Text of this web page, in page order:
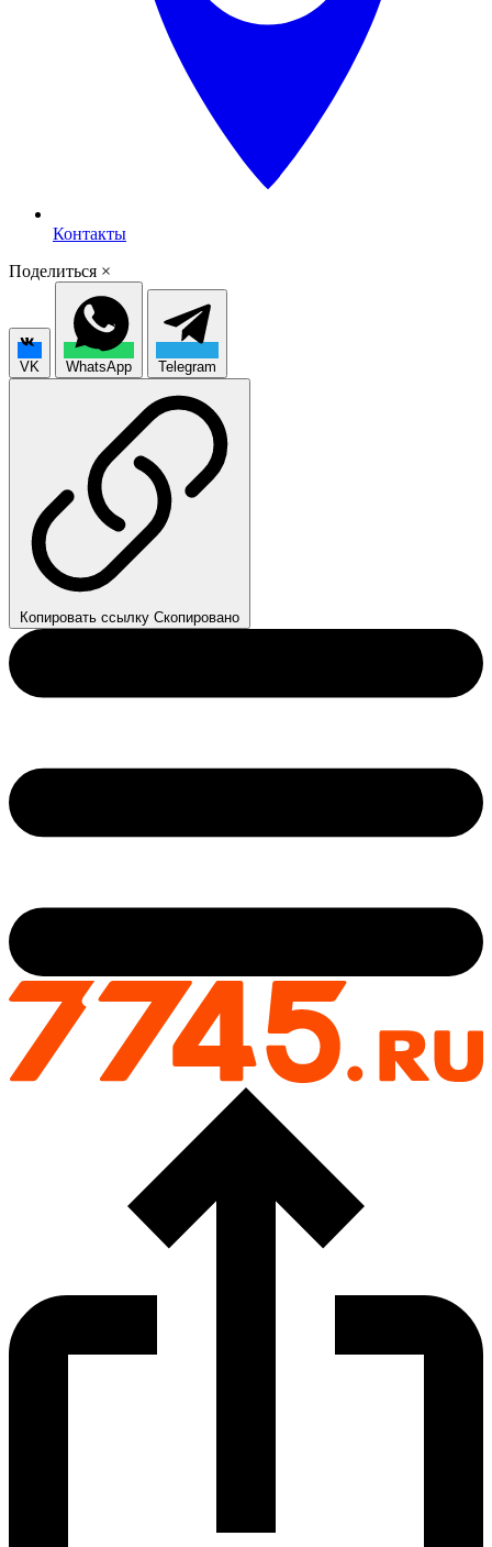
Контакты
Поделиться ×
VK WhatsApp Telegram
Копировать ссылку Скопировано